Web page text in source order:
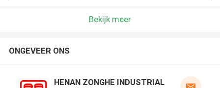
Bekijk meer
ONGEVEER ONS
HENAN ZONGHE INDUSTRIAL